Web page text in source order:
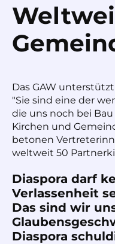
Das GAW
"Sie sind eine der
die uns noch bei
Kirchen und
betonen
weltweit 50
Diaspora darf
Verlassenheit
Das sind wir
Diaspora